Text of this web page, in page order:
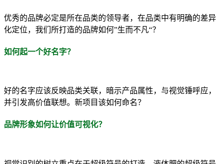
优秀的品牌必定是所在品类的领导者，在品类中有明确的差异
化定位，我们所打造的品牌如何”生而不凡“？
如何起一个好名字？
好的名字应该反映品类关联，暗示产品属性，与视觉锤呼应，
并引发高价值联想。新项目该如何命名？
品牌形象如何让价值可视化？